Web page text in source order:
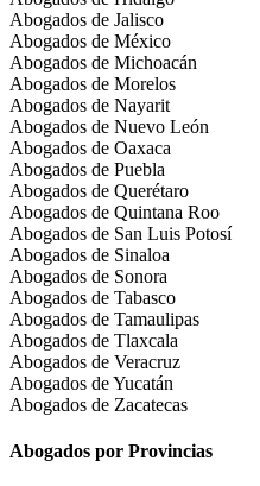
Abogados de Jalisco
Abogados de México
Abogados de Michoacán
Abogados de Morelos
Abogados de Nayarit
Abogados de Nuevo León
Abogados de Oaxaca
Abogados de Puebla
Abogados de Querétaro
Abogados de Quintana Roo
Abogados de San Luis Potosí
Abogados de Sinaloa
Abogados de Sonora
Abogados de Tabasco
Abogados de Tamaulipas
Abogados de Tlaxcala
Abogados de Veracruz
Abogados de Yucatán
Abogados de Zacatecas
Abogados por Provincias